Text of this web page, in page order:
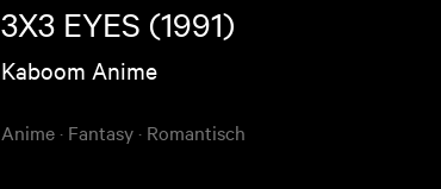
3X3 EYES (1991)
Kaboom Anime
Anime · Fantasy · Romantisch